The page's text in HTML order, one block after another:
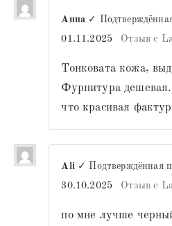
Анна ✓
01.11.2025
Отзыв с
Тонковата кожа,
Фурнитура
что красивая
Ali ✓ Подтверждённая
30.10.2025
Отзыв с
по мне лучше